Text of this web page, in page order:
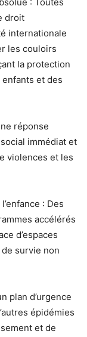
droit
internationale
les couloirs
la protection
et des
réponse
immédiat et
violences et les
: Des
accélérés
d’espaces
survie non
plan d’urgence
épidémies
et de